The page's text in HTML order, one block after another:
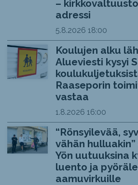
–
adressi
5.8.2026 18:00
Koulujen alku
Alueviesti kysyi
Raaseporin
vastaa
1.8.2026 16:00
“Rönsyilevää,
vähän
Yön uutuuksina
luento ja
aamuvirkuille